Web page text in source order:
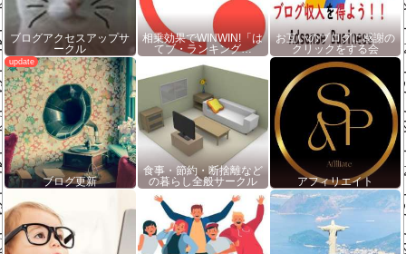
ブログアクセスアップサ
ークル
相乗効果でWINWIN!「は
てブ・ランキング…
お互いのブログに感謝の
クリックをする会
ブログ更新
食事・節約・断捨離など
の暮らし全般サークル
アフィリエイト